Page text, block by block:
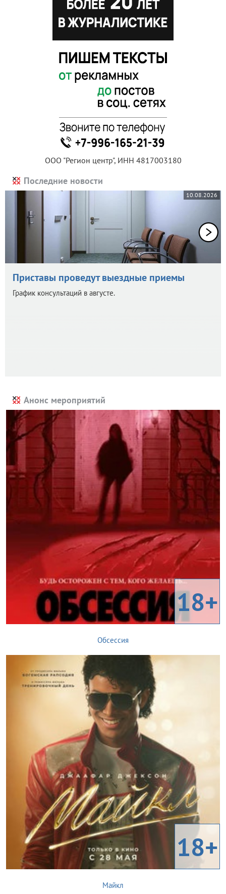
ООО "Регион центр", ИНН 4817003180
Последние новости
10.08.2026
Приставы проведут выездные приемы
График консультаций в августе.
Анонс мероприятий
18+
Обсессия
18+
Майкл